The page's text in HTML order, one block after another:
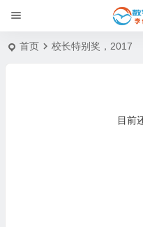
首页 校长特别奖，2017
目前